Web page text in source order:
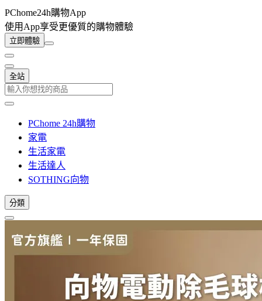
PChome24h購物App
使用App享受更優質的購物體驗
立即體驗
全站
PChome 24h購物
家電
生活家電
生活達人
SOTHING向物
分類